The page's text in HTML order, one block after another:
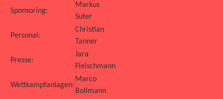
Sponsoring:
Markus
Suter
Personal:
Christian
Tanner
Presse:
Jara
Fleischmann
Wettkampfanlagen:
Marco
Bollmann